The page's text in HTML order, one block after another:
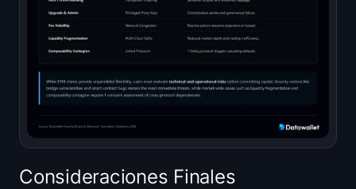
Consideraciones Finales